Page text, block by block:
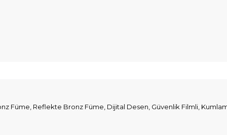
Füme, Reflekte Bronz Füme, Dijital Desen, Güvenlik Filmli,